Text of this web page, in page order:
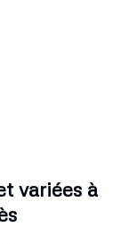
variées à